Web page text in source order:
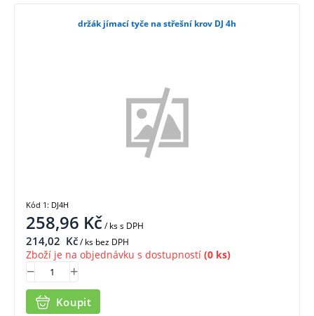
držák jímací tyče na střešní krov DJ 4h
258,96 Kč/ kss DPH
214,02 Kč/ ks bez DPH
Zboží je na objednávku s dostupností (0 ks)
Koupit
Kód 1: DJ4H